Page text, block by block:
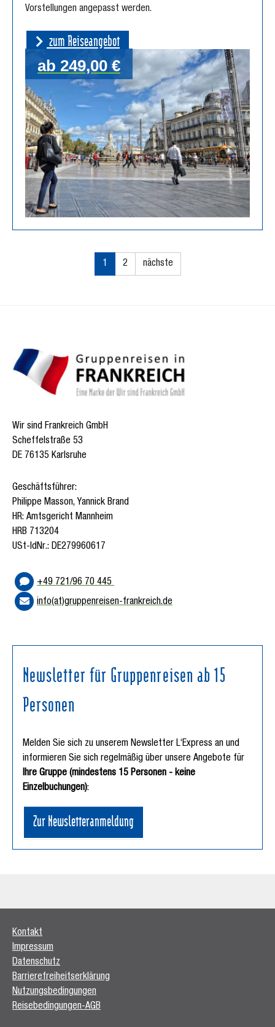
Vorstellungen angepasst werden.
zum Reiseangebot
ab 249,00 €
1 2 nächste
Wir sind Frankreich GmbH
Scheffelstraße 53
DE 76135 Karlsruhe
Geschäftsführer:
Philippe Masson, Yannick Brand
HR: Amtsgericht Mannheim
HRB 713204
USt-IdNr.: DE279960617
+49 721/96 70 445
info(at)gruppenreisen-frankreich.de
Newsletter für Gruppenreisen ab 15
Personen
Melden Sie sich zu unserem Newsletter L‘Express an und
informieren Sie sich regelmäßig über unsere Angebote für
Ihre Gruppe (mindestens 15 Personen - keine
Einzelbuchungen):
Zur Newsletteranmeldung
Kontakt
Impressum
Datenschutz
Barrierefreiheitserklärung
Nutzungsbedingungen
Reisebedingungen-AGB